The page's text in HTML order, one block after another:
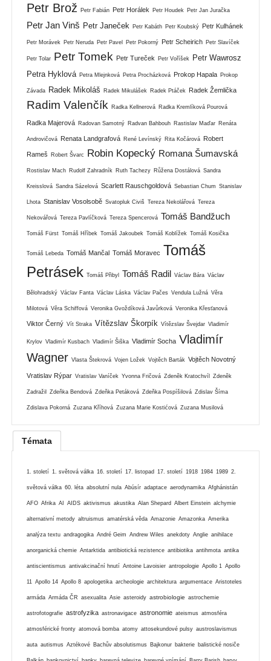
Petr Brož Petr Fabián Petr Horálek Petr Houdek Petr Jan Juračka
Petr Jan Vinš Petr Janeček Petr Kabáth Petr Koubský Petr Kulhánek
Petr Morávek Petr Neruda Petr Pavel Petr Pokorný Petr Scheirich Petr Slavíček
Petr Tolar Petr Tomek Petr Tureček Petr Voříšek
Petr Wawrosz
Petra Hyklová Petra Mlejnková Petra Procházková Prokop Hapala Prokop
Závada Radek Mikoláš Radek Mikulášek Radek Ptáček Radek Žemlička
Radim Valenčík Radka Kellnerová Radka Kremlíková Pourová
Radka Majerová Radovan Samotný Radvan Bahbouh Rastislav Maďar Renáta
Androvičová Renata Landgrafová René Levínský Rita Kočárová Robert
Rameš Robert Švarc Robin Kopecký Romana Šumavská
Rostislav Mach Rudolf Zahradník Ruth Tachezy Růžena Dostálová Sandra
Kreisslová Sandra Sázelová Scarlett Rauschgoldová Sebastian Chum Stanislav
Lhota Stanislav Vosolsobě Svatopluk Civiš Tereza Nekolářová Tereza
Nekovářová Tereza Pavlíčková Tereza Spencerová Tomáš Bandžuch
Tomáš Fürst Tomáš Hříbek Tomáš Jakoubek Tomáš Koblížek Tomáš Kosička
Tomáš Lebeda Tomáš Mančal Tomáš Moravec Tomáš
Petrásek Tomáš Přibyl Tomáš Radil Václav Bára Václav
Bělohradský Václav Fanta Václav Láska Václav Pačes Vendula Lužná Věra
Milotová Věra Schiffová Veronika Gvoždíková Javůrková Veronika Křesťanová
Viktor Černý Vít Straka Vítězslav Škorpík Vítězslav Švejdar Vladimír
Krylov Vladimír Kusbach Vladimír Šiška Vladimír Socha Vladimír
Wagner Vlasta Štekrová Vojen Ložek Vojtěch Barták Vojtěch Novotný
Vratislav Rýpar Vratislav Vaníček Yvonna Fričová Zdeněk Kratochvíl Zdeněk
Zadražil Zdeňka Bendová Zdeňka Petáková Zdeňka Pospíšilová Zdislav Šíma
Zdislava Pokorná Zuzana Kříhová Zuzana Marie Kostićová Zuzana Musilová
Témata
1. století 1. světová válka 16. století 17. listopad 17. století 1918 1984 1989 2.
světová válka 60. léta absolutní nula Abúsír adaptace aerodynamika Afghánistán
AFO Afrika AI AIDS aktivismus akustika Alan Shepard Albert Einstein alchymie
alternativní metody altruismus amatérská věda Amazonie Amazonka Amerika
analýza textu andragogika André Geim Andrew Wiles anekdoty Anglie anihilace
anorganická chemie Antarktida antibiotická rezistence antibiotika antihmota antika
antiscientismus antivakcinační hnutí Antoine Lavoisier antropologie Apollo 1 Apollo
11 Apollo 14 Apollo 8 apologetika archeologie architektura argumentace Aristoteles
armáda Armáda ČR asexualita Asie asteroidy astrobiologie astrochemie
astrofotografie astrofyzika astronavigace astronomie ateismus atmosféra
atmosférické fronty atomová bomba atomy attosekundové pulsy austroslavismus
auta autismus Aztékové Bachův absolutismus Bajkonur bakterie balistické nosiče